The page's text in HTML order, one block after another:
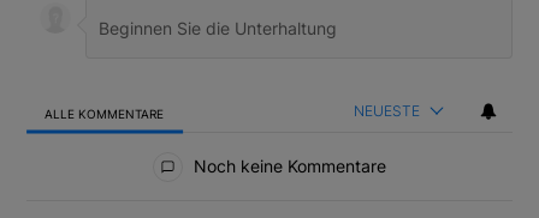
ALLE KOMMENTARE NEUESTE
Noch keine Kommentare